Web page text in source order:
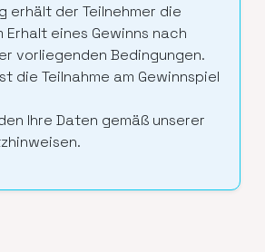
erhält der Teilnehmer die
Erhalt eines Gewinns nach
vorliegenden Bedingungen.
die Teilnahme am Gewinnspiel
Ihre Daten gemäß unserer